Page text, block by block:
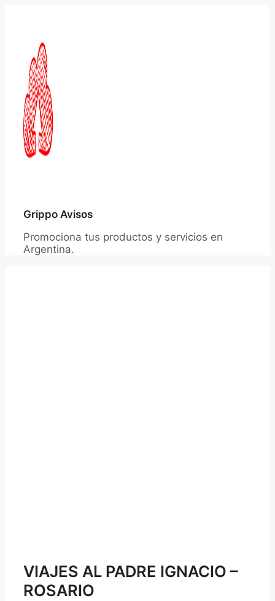
Grippo Avisos
Promociona tus productos y servicios en
Argentina.
VIAJES AL PADRE IGNACIO –
ROSARIO